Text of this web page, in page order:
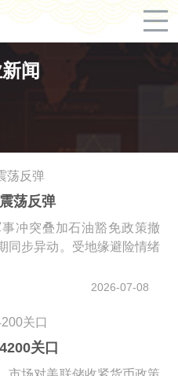
闻
荡反弹
冲突叠加石油豁免政策撤
同步异动。受地缘避险情绪
2026-07-08
关口